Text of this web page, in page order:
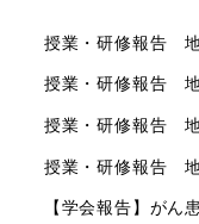
授業・研修報告
授業・研修報告
授業・研修報告
授業・研修報告
【学会報告】がん